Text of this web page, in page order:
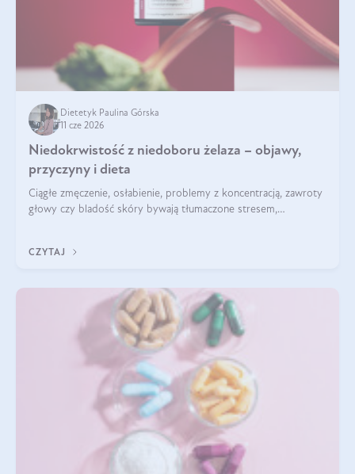
Dietetyk Paulina Górska
11 cze 2026
Niedokrwistość z niedoboru żelaza – objawy,
przyczyny i dieta
Ciągłe zmęczenie, osłabienie, problemy z koncentracją, zawroty
głowy czy bladość skóry bywają tłumaczone stresem,
CZYTAJ